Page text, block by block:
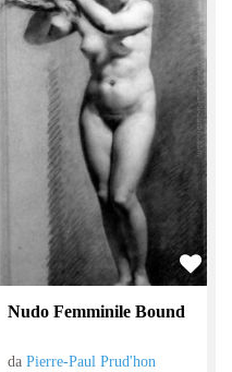
Nudo Femminile Bound
daPierre-Paul Prud'hon